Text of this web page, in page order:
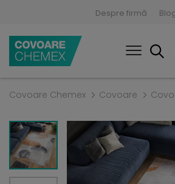
Despre firmă
Covoare Chemex Covoare